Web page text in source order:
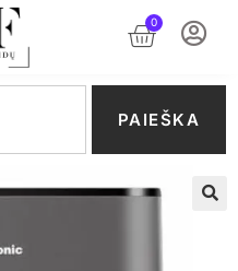
0
PAIEŠKA